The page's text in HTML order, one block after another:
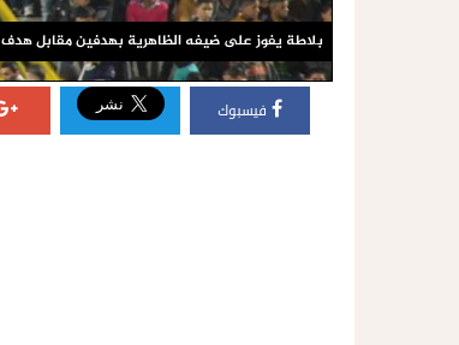
بلاطة يفوز على ضيفه الظاهرية بهدفين مقابل هدف
فيسبوك